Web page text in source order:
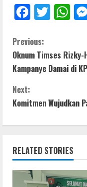
F
ac
e
b
o
k
T
w
er
W
h
s
A
p
C
o
n
t
i
n
u
Previous:
Oknum Timses
Kampanye Damai di
Next:
Komitmen Wujudkan
RELATED STORIES